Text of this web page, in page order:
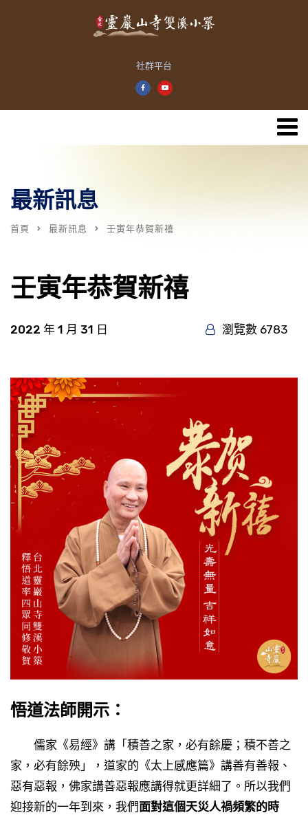
社群平台
最新訊息
首頁 最新訊息 壬寅年恭賀新禧
壬寅年恭賀新禧
2022 年 1 月 31 日 瀏覽數 6783
悟道法師開示：
儒家《易經》講「積善之家，必有餘慶；積不善之
家，必有餘殃」，道家的《太上感應篇》講善有善報、
惡有惡報，佛家講善惡報應講得就更詳細了。所以我們
迎接新的一年到來，我們面對這個天災人禍頻繁的時